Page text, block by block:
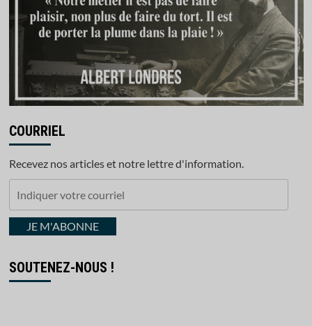
COURRIEL
Recevez nos articles et notre lettre d'information.
courrielJE M'ABONNE
SOUTENEZ-NOUS !